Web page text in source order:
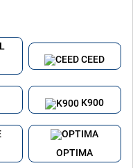
CEED
K900
OPTIMA